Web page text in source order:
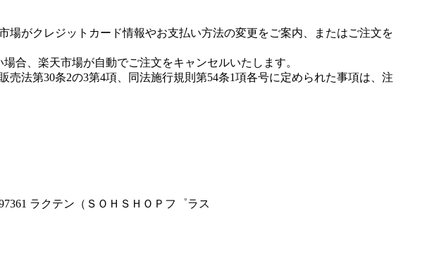
がクレジットカード情報やお支払い方法の変更をご案内、またはご注文を
合、楽天市場が自動でご注文をキャンセルいたします。
法第30条2の3第4項、同法施行規則第54条1項各号に定められた事項は、注
ラクテン（ＳＯＨＳＨＯＰフ゜ラス